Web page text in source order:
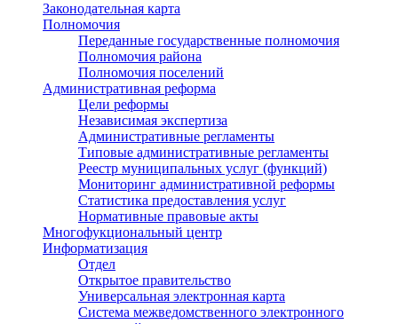
Законодательная карта
Полномочия
Переданные государственные полномочия
Полномочия района
Полномочия поселений
Административная реформа
Цели реформы
Независимая экспертиза
Административные регламенты
Типовые административные регламенты
Реестр муниципальных услуг (функций)
Мониторинг административной реформы
Статистика предоставления услуг
Нормативные правовые акты
Многофукциональный центр
Информатизация
Отдел
Открытое правительство
Универсальная электронная карта
Система межведомственного электронного